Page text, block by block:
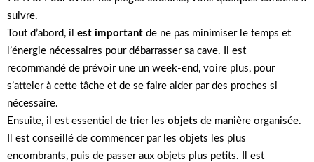
suivre.
Tout d’abord, il est important de ne pas minimiser le temps et
l’énergie nécessaires pour débarrasser sa cave. Il est
recommandé de prévoir une un week-end, voire plus, pour
s’atteler à cette tâche et de se faire aider par des proches si
nécessaire.
Ensuite, il est essentiel de trier les objets de manière organisée.
Il est conseillé de commencer par les objets les plus
encombrants, puis de passer aux objets plus petits. Il est